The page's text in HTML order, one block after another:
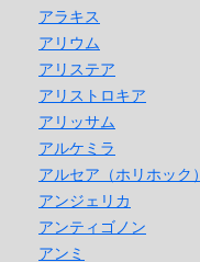
アラキス
アリウム
アリステア
アリストロキア
アリッサム
アルケミラ
アルセア（ホリホック）
アンジェリカ
アンティゴノン
アンミ